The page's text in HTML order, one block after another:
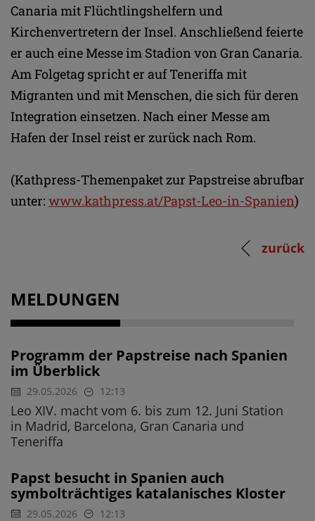
Canaria mit Flüchtlingshelfern und
Kirchenvertretern der Insel. Anschließend feierte
er auch eine Messe im Stadion von Gran Canaria.
Am Folgetag spricht er auf Teneriffa mit
Migranten und mit Menschen, die sich für deren
Integration einsetzen. Nach einer Messe am
Hafen der Insel reist er zurück nach Rom.
(Kathpress-Themenpaket zur Papstreise abrufbar
unter: www.kathpress.at/Papst-Leo-in-Spanien)
zurück
MELDUNGEN
Programm der Papstreise nach Spanien
im Überblick
29.05.2026 12:13
Leo XIV. macht vom 6. bis zum 12. Juni Station
in Madrid, Barcelona, Gran Canaria und
Teneriffa
Papst besucht in Spanien auch
symbolträchtiges katalanisches Kloster
29.05.2026 12:13